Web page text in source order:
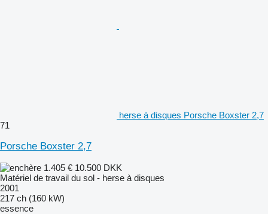
herse à disques Porsche Boxster 2,7
71
Porsche Boxster 2,7
1.405 € 10.500 DKK
Matériel de travail du sol - herse à disques
2001
217 ch (160 kW)
essence